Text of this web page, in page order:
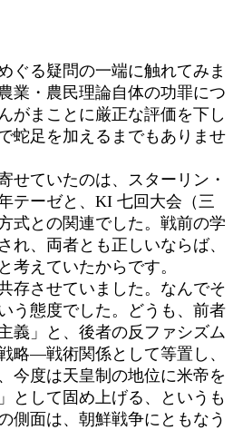
ぐる疑問の一端に触れてみま
業・農民理論自体の功罪につ
がまことに厳正な評価を下し
蛇足を加えるまでもありませ
ていたのは、スターリン・
テーゼと、KI 七回大会（三
式との関連でした。戦前の学
れ、両者とも正しいならば、
考えていたからです。
存させていました。なんでそ
う態度でした。どうも、前者
義」と、後者の反ファシズム
略―戦術関係として等置し、
今度は天皇制の地位に米帝を
として固め上げる、というも
側面は、朝鮮戦争にともなう